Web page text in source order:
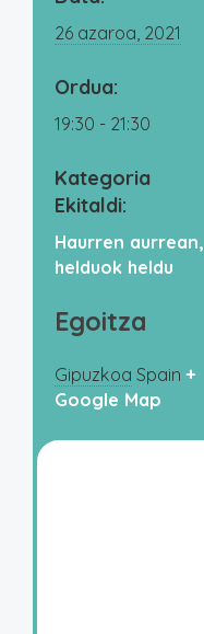
26 azaroa, 2021
Ordua:
19:30 - 21:30
Kategoria
Ekitaldi:
Haurren aurrean,
helduok heldu
Egoitza
Gipuzkoa Spain +
Google Map